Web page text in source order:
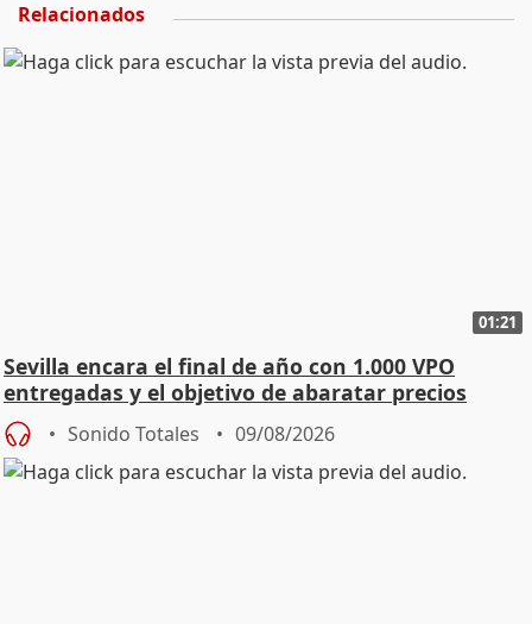
Relacionados
01:21
Sevilla encara el final de año con 1.000 VPO
entregadas y el objetivo de abaratar precios
Sonido Totales 09/08/2026